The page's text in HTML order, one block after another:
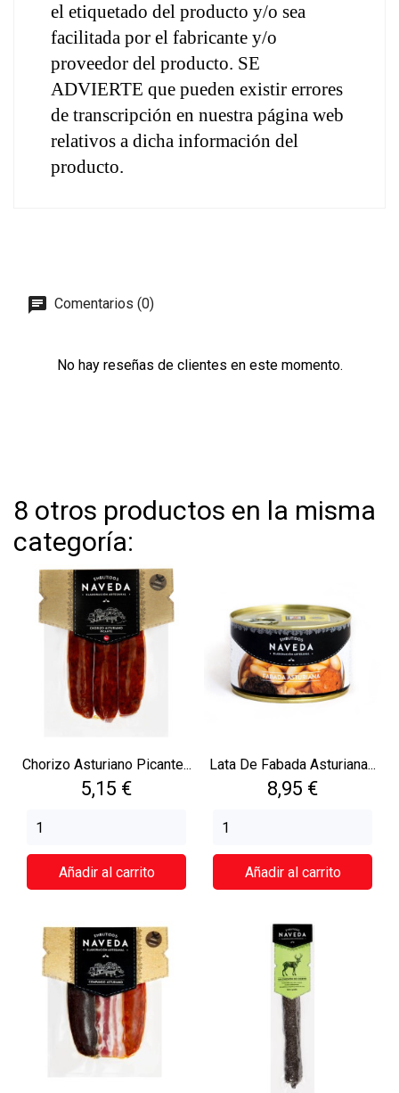
el etiquetado del producto y/o sea
facilitada por el fabricante y/o
proveedor del producto. SE
ADVIERTE que pueden existir errores
de transcripción en nuestra página web
relativos a dicha información del
producto.
Comentarios (0)
No hay reseñas de clientes en este momento.
8 otros productos en la misma
categoría:
Chorizo Asturiano Picante...
Precio
5,15 €
Añadir al carrito
Lata De Fabada Asturiana...
Precio
8,95 €
Añadir al carrito